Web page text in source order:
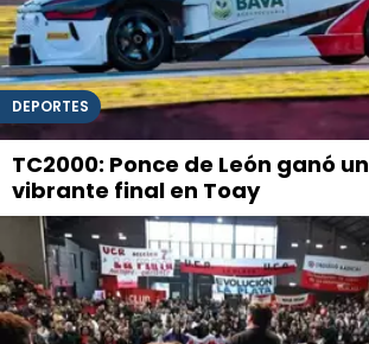
DEPORTES
TC2000: Ponce de León ganó
vibrante final en Toay